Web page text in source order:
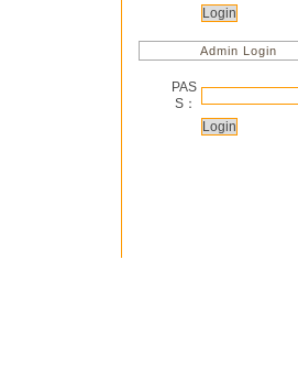
Admin Login
PAS
S：